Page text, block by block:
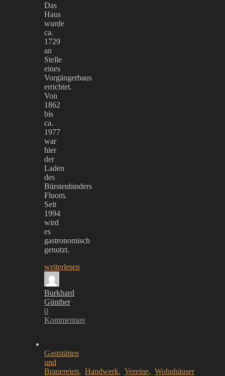
Das
Haus
wurde
ca.
1729
an
Stelle
eines
Vorgängerbaus
errichtet.
Von
1862
bis
ca.
1977
war
hier
der
Laden
des
Bürstenbinders
Fluom.
Seit
1994
wird
es
gastronomisch
genutzt.
weiterlesen
Burkhard
Günther
0
Kommentare
Gaststätten
und
Brauereien, Handwerk, Vereine, Wohnhäuser